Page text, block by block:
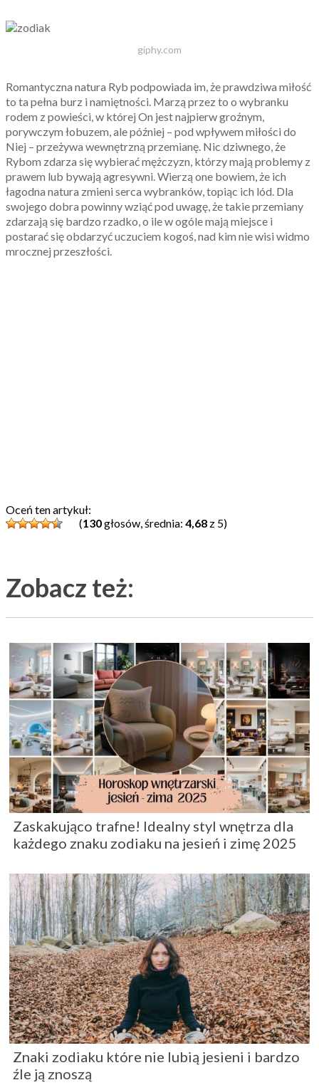
giphy.com
Romantyczna natura Ryb podpowiada im, że prawdziwa miłość
to ta pełna burz i namiętności. Marzą przez to o wybranku
rodem z powieści, w której On jest najpierw groźnym,
porywczym łobuzem, ale później – pod wpływem miłości do
Niej – przeżywa wewnętrzną przemianę. Nic dziwnego, że
Rybom zdarza się wybierać mężczyzn, którzy mają problemy z
prawem lub bywają agresywni. Wierzą one bowiem, że ich
łagodna natura zmieni serca wybranków, topiąc ich lód. Dla
swojego dobra powinny wziąć pod uwagę, że takie przemiany
zdarzają się bardzo rzadko, o ile w ogóle mają miejsce i
postarać się obdarzyć uczuciem kogoś, nad kim nie wisi widmo
mrocznej przeszłości.
Oceń ten artykuł:
(130głosów, średnia: 4,68 z 5)
Zobacz też:
Zaskakująco trafne! Idealny styl wnętrza dla
każdego znaku zodiaku na jesień i zimę 2025
Znaki zodiaku które nie lubią jesieni i bardzo
źle ją znoszą